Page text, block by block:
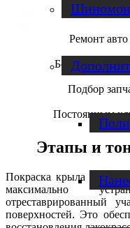
Ремонт
Бесплатная
Подбор
Постоянным
Этапы и
Покраска крыла
максимально
отреставрированный
поверхностей. Это